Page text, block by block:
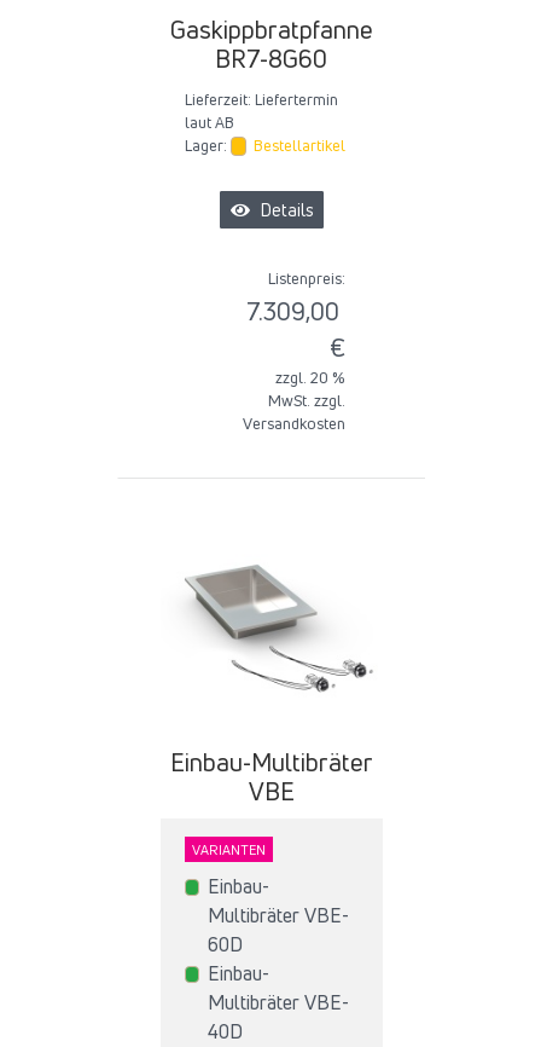
Gaskippbratpfanne
BR7-8G60
Lieferzeit: Liefertermin
laut AB
Lager:
Bestellartikel
Details
Listenpreis:
7.309,00
€
zzgl. 20 %
MwSt. zzgl.
Versandkosten
Einbau-Multibräter
VBE
VARIANTEN
Einbau-
Multibräter VBE-
60D
Einbau-
Multibräter VBE-
40D